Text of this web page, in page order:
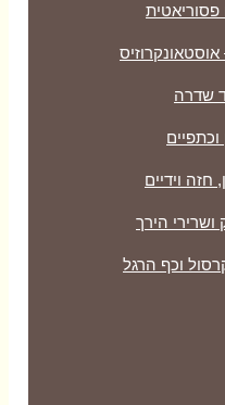
שדרה
וכתפיים
חזה וידיים
הירך
וכף הרגל